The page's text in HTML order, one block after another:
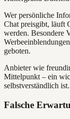
Wer persönliche
Chat preisgibt, läuft
werden. Besondere
geboten.
Anbieter wie
Mittelpunkt – ein
selbstverständlich ist.
Falsche